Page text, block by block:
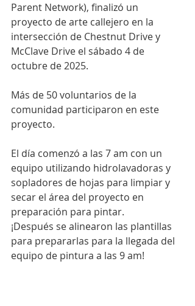
Parent Network), finalizó un
proyecto de arte callejero en la
intersección de Chestnut Drive y
McClave Drive el sábado 4 de
octubre de 2025.
Más de 50 voluntarios de la
comunidad participaron en este
proyecto.
El día comenzó a las 7 am con un
equipo utilizando hidrolavadoras y
sopladores de hojas para limpiar y
secar el área del proyecto en
preparación para pintar.
¡Después se alinearon las plantillas
para prepararlas para la llegada del
equipo de pintura a las 9 am!